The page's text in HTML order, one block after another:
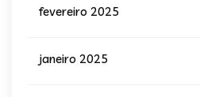
fevereiro 2025
janeiro 2025